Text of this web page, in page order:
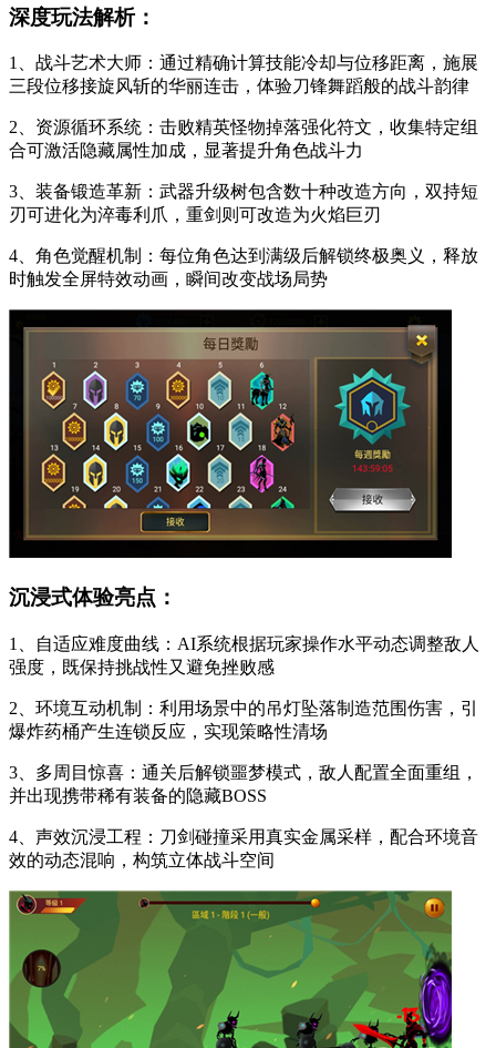
深度玩法解析：
1、战斗艺术大师：通过精确计算技能冷却与位移距离，施展
三段位移接旋风斩的华丽连击，体验刀锋舞蹈般的战斗韵律
2、资源循环系统：击败精英怪物掉落强化符文，收集特定组
合可激活隐藏属性加成，显著提升角色战斗力
3、装备锻造革新：武器升级树包含数十种改造方向，双持短
刃可进化为淬毒利爪，重剑则可改造为火焰巨刃
4、角色觉醒机制：每位角色达到满级后解锁终极奥义，释放
时触发全屏特效动画，瞬间改变战场局势
沉浸式体验亮点：
1、自适应难度曲线：AI系统根据玩家操作水平动态调整敌人
强度，既保持挑战性又避免挫败感
2、环境互动机制：利用场景中的吊灯坠落制造范围伤害，引
爆炸药桶产生连锁反应，实现策略性清场
3、多周目惊喜：通关后解锁噩梦模式，敌人配置全面重组，
并出现携带稀有装备的隐藏BOSS
4、声效沉浸工程：刀剑碰撞采用真实金属采样，配合环境音
效的动态混响，构筑立体战斗空间